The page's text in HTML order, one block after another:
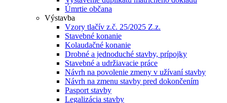
Úmrtie občana
Výstavba
Vzory tlačív z.č. 25/2025 Z.z.
Stavebné konanie
Kolaudačné konanie
Drobné a jednoduché stavby, prípojky
Stavebné a udržiavacie práce
Návrh na povolenie zmeny v užívaní stavby
Návrh na zmenu stavby pred dokončením
Pasport stavby
Legalizácia stavby